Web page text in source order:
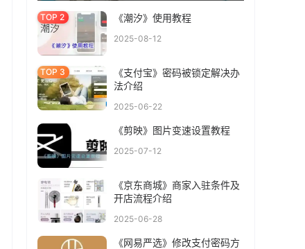
《潮汐》使用教程
2025-08-12
《支付宝》密码被锁定解决办
法介绍
2025-06-22
《剪映》图片变速设置教程
2025-07-12
《京东商城》商家入驻条件及
开店流程介绍
2025-06-28
《网易严选》修改支付密码方